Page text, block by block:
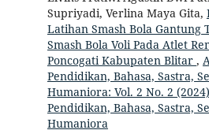
Supriyadi, Verlina Maya Gita,
Latihan Smash Bola Gantung
Smash Bola Voli Pada Atlet
Poncogati Kabupaten Blitar ,
Pendidikan, Bahasa, Sastra,
Humaniora: Vol. 2 No. 2
Pendidikan, Bahasa, Sastra,
Humaniora